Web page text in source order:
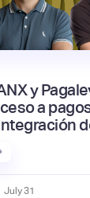
y
a
July31